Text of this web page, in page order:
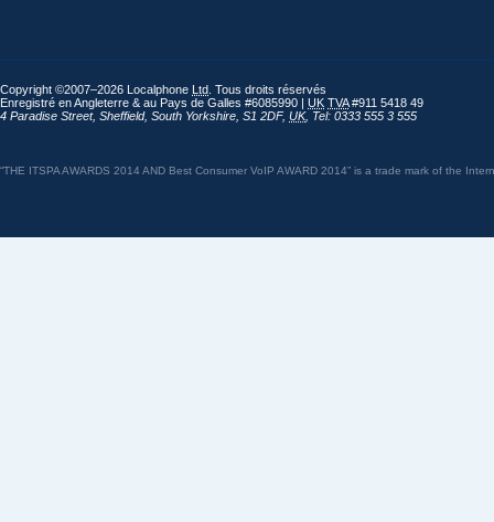
Copyright ©2007–2026 Localphone Ltd . Tous droits réservés
Enregistré en Angleterre & au Pays de Galles #6085990 | UK TVA#911 5418 49
4 Paradise Street, Sheffield, South Yorkshire S1 2DF, UK, Tel: 0333 555 3 555
“THE ITSPA AWARDS 2014 AND Best Consumer VoIP AWARD 2014” is a trade mark of the